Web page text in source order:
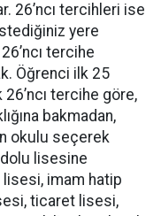
26’ncı tercihleri ise
yere
tercihe
Öğrenci ilk 25
tercihe göre,
bakmadan,
okulu seçerek
lisesine
imam hatip
ticaret lisesi,